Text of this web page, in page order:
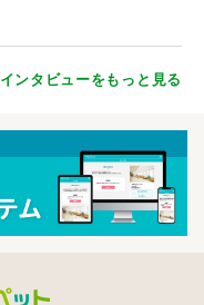
インタビューをもっと見る